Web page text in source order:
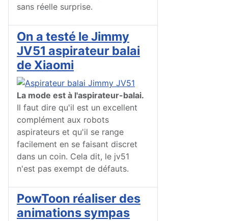
sans réelle surprise.
On a testé le Jimmy
JV51 aspirateur balai
de Xiaomi
La mode est à l'aspirateur-balai.
Il faut dire qu'il est un excellent
complément aux robots
aspirateurs et qu'il se range
facilement en se faisant discret
dans un coin. Cela dit, le jv51
n'est pas exempt de défauts.
PowToon réaliser des
animations sympas